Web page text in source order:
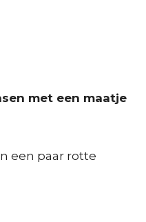
met een maatje
een paar rotte